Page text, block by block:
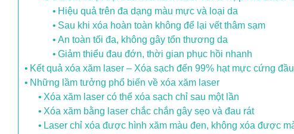
Hiệu quả trên đa dạng màu mực và loại da
Sau khi xóa hoàn toàn không để lại vết thâm sạm
An toàn tối đa, không gây tổn thương da
Giảm thiểu đau đớn, thời gian phục hồi nhanh
Kết quả xóa xăm laser – Xóa sạch đến 99% hạt mực cứng đầu
Những lầm tưởng phổ biến về xóa xăm laser
Xóa xăm laser có thể xóa sạch chỉ sau một lần
Xóa xăm bằng laser chắc chắn gây sẹo và đau rát
Laser chỉ xóa được hình xăm màu đen, không xóa được